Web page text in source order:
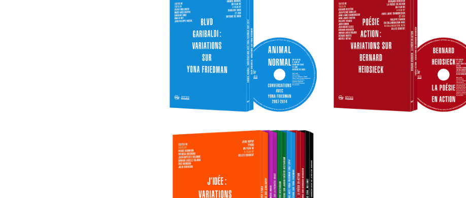
BOOK-DVD BOX SET: BVLD
Garibaldi : Variations sur Yona
Friedman
BOOK-DVD BOX SET: Poésie
action : Variations sur Bernard
Heidsieck
Complete collection «
Variations on… »